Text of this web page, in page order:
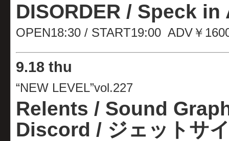
DISORDER / Speck
OPEN18:30 / START19:00 ADV￥
9.18 thu
“NEW LEVEL”vol.227
Relents / Sound
Discord / ジェットサ